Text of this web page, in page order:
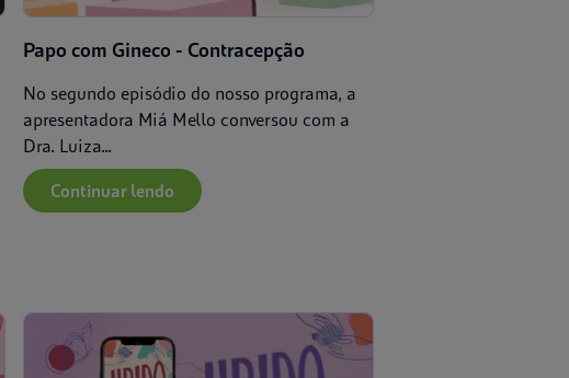
Papo com Gineco - Contracepção
No segundo episódio do nosso programa, a
apresentadora Miá Mello conversou com a
Dra. Luiza...
Continuar lendo